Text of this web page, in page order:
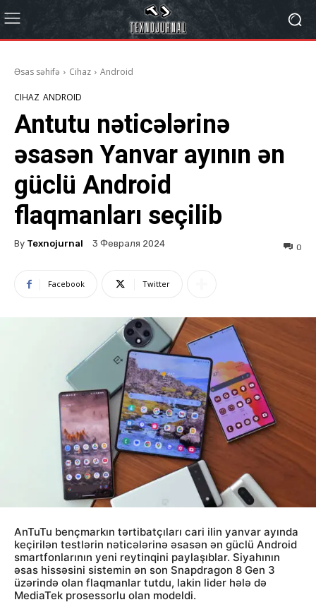
Əsas səhifə Cihaz Android
CIHAZ ANDROID
Antutu nəticələrinə
əsasən Yanvar ayının ən
güclü Android
flaqmanları seçilib
By Texnojurnal 3 Февраля 2024 0
Facebook Twitter
AnTuTu bençmarkın tərtibatçıları cari ilin yanvar ayında
keçirilən testlərin nəticələrinə əsasən ən güclü Android
smartfonlarının yeni reytinqini paylaşıblar. Siyahının
əsas hissəsini sistemin ən son Snapdragon 8 Gen 3
üzərində olan flaqmanlar tutdu, lakin lider hələ də
MediaTek prosessorlu olan modeldi.